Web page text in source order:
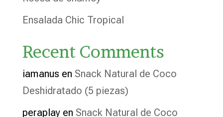
Ensalada Chic Tropical
Recent Comments
iamanus en Snack Natural de Coco
Deshidratado (5 piezas)
peraplayen Snack Natural de Coco